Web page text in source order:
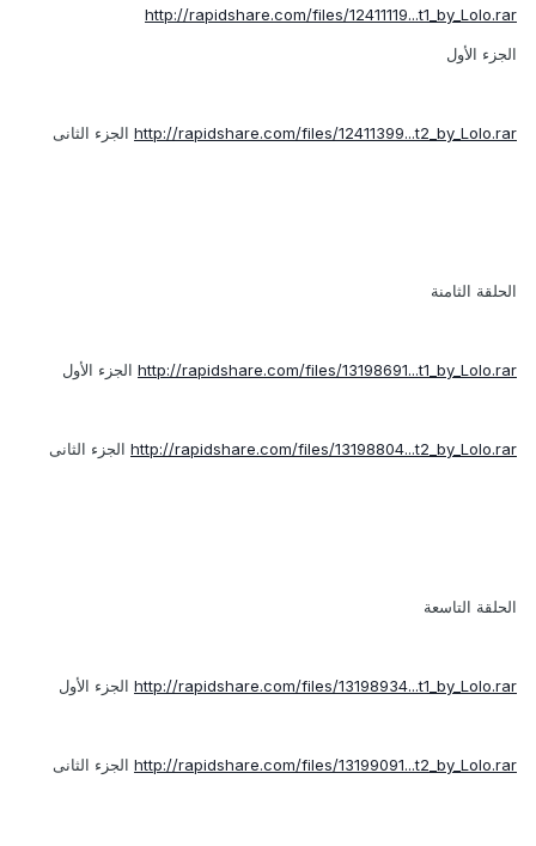
http://rapidshare.com/files/12411119...t1_by_Lolo.rar
الجزء الأول
http://rapidshare.com/files/12411399...t2_by_Lolo.rarالجزء الثانى
الحلقة الثامنة
http://rapidshare.com/files/13198691...t1_by_Lolo.rarالجزء الأول
http://rapidshare.com/files/13198804...t2_by_Lolo.rarالجزء الثانى
الحلقة التاسعة
http://rapidshare.com/files/13198934...t1_by_Lolo.rarالجزء الأول
http://rapidshare.com/files/13199091...t2_by_Lolo.rarالجزء الثانى